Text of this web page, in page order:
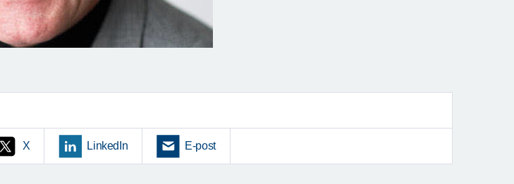
X LinkedIn E-post